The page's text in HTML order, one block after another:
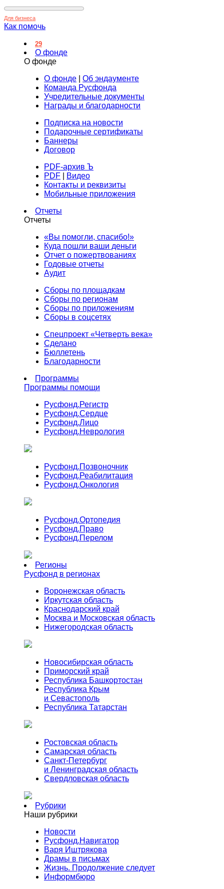
Для бизнеса
Как помочь
29
О фонде
О фонде
О фонде
Об эндаументе
Команда Русфонда
Учредительные документы
Награды и благодарности
Подписка на новости
Подарочные сертификаты
Баннеры
Договор
PDF-архив Ъ
PDF
Видео
Контакты и реквизиты
Мобильные приложения
Отчеты
Отчеты
«Вы помогли, спасибо!»
Куда пошли ваши деньги
Отчет о пожертвованиях
Годовые отчеты
Аудит
Сборы по площадкам
Сборы по регионам
Сборы по приложениям
Сборы в соцсетях
Спецпроект «Четверть века»
Сделано
Бюллетень
Благодарности
Программы
Программы помощи
Русфонд.Регистр
Русфонд.Сердце
Русфонд.Лицо
Русфонд.Неврология
Русфонд.Позвоночник
Русфонд.Реабилитация
Русфонд.Онкология
Русфонд.Ортопедия
Русфонд.Право
Русфонд.Перелом
Регионы
Русфонд в регионах
Воронежская область
Иркутская область
Краснодарский край
Москва и Московская область
Нижегородская область
Новосибирская область
Приморский край
Республика Башкортостан
Республика Крым
и Севастополь
Республика Татарстан
Ростовская область
Самарская область
Санкт-Петербург
и Ленинградская область
Свердловская область
Рубрики
Наши рубрики
Новости
Русфонд.Навигатор
Варя Иштрякова
Драмы в письмах
Жизнь. Продолжение следует
Информбюро